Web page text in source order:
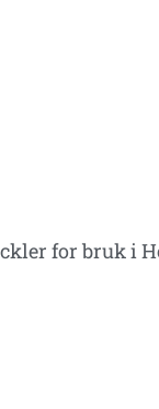
for bruk i